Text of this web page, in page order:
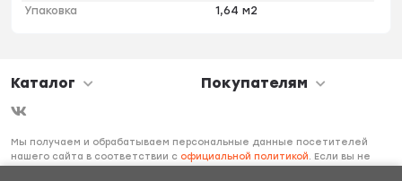
Упаковка
1,64 м2
Каталог Покупателям
Мы получаем и обрабатываем персональные данные посетителей
нашего сайта в соответствии с официальной политикой. Если вы не